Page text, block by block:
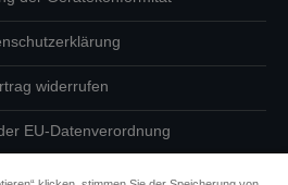
widerrufen
EU-Datenverordnung